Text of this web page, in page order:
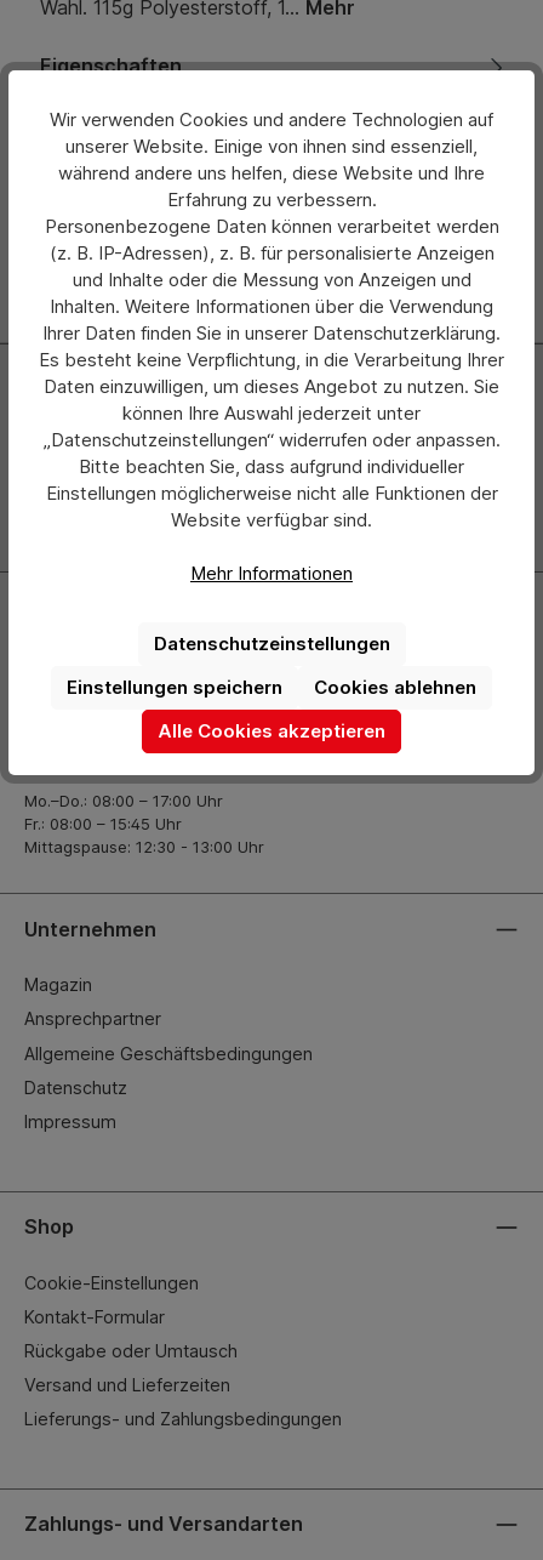
Wahl. 115g Polyesterstoff, 1… Mehr
Eigenschaften
Bewertungen
Hersteller
Newsletter
Abonnieren Sie jetzt einfach unseren regelmäßig
erscheinenden Newsletter und Sie werden stets als Erster
über neue Produkte und Angebote informiert.
Zur Newsletter Anmeldung
info@hermann-direkt.de
Öffnungszeiten
Mo.–Do.: 08:00 – 17:00 Uhr
Fr.: 08:00 – 15:45 Uhr
Mittagspause: 12:30 - 13:00 Uhr
Unternehmen
Magazin
Ansprechpartner
Allgemeine Geschäftsbedingungen
Datenschutz
Impressum
Shop
Cookie-Einstellungen
Kontakt-Formular
Rückgabe oder Umtausch
Versand und Lieferzeiten
Lieferungs- und Zahlungsbedingungen
Zahlungs- und Versandarten
Wir verwenden Cookies und andere Technologien auf
unserer Website. Einige von ihnen sind essenziell,
während andere uns helfen, diese Website und Ihre
Erfahrung zu verbessern.
Personenbezogene Daten können verarbeitet werden
(z. B. IP-Adressen), z. B. für personalisierte Anzeigen
und Inhalte oder die Messung von Anzeigen und
Inhalten. Weitere Informationen über die Verwendung
Ihrer Daten finden Sie in unserer Datenschutzerklärung.
Es besteht keine Verpflichtung, in die Verarbeitung Ihrer
Daten einzuwilligen, um dieses Angebot zu nutzen. Sie
können Ihre Auswahl jederzeit unter
„Datenschutzeinstellungen“ widerrufen oder anpassen.
Bitte beachten Sie, dass aufgrund individueller
Einstellungen möglicherweise nicht alle Funktionen der
Website verfügbar sind.
Mehr Informationen
Datenschutzeinstellungen
Cookies ablehnen
Einstellungen speichern
Alle Cookies akzeptieren